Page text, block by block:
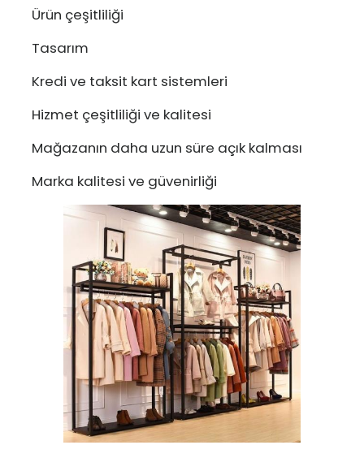
Ürün çeşitliliği
Tasarım
Kredi ve taksit kart sistemleri
Hizmet çeşitliliği ve kalitesi
Mağazanın daha uzun süre açık kalması
Marka kalitesi ve güvenirliği